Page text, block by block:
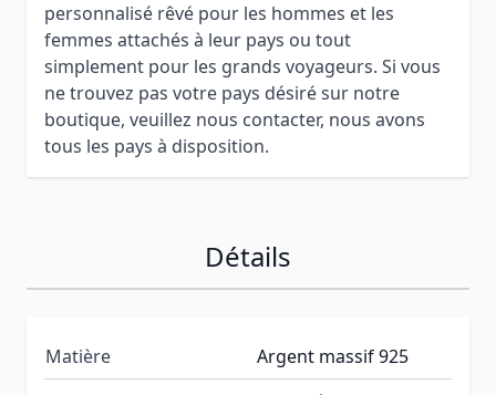
personnalisé rêvé pour les hommes et les
femmes attachés à leur pays ou tout
simplement pour les grands voyageurs. Si vous
ne trouvez pas votre pays désiré sur notre
boutique, veuillez nous contacter, nous avons
tous les pays à disposition.
Détails
Matière
Argent massif 925